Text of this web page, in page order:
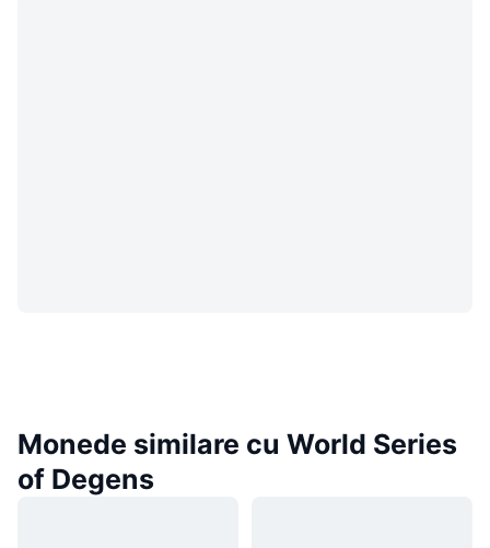
Monede similare cu World Series
of Degens